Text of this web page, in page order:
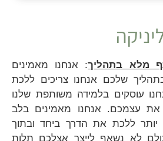
מלא בתהליך: אנחנו מאמינים
שלכם אנחנו צריכים ללכת
עוסקים בלמידה משותפת שלנו
עצמכם. אנחנו מאמינים בלב
ללכת את הדרך ביחד ובתוך
לא נשאף לייצר אצלכם תלות